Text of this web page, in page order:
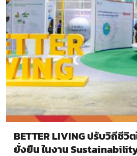
BETTER LIVING ปรับวิถีชีวิ
ยั่งยืน ในงาน